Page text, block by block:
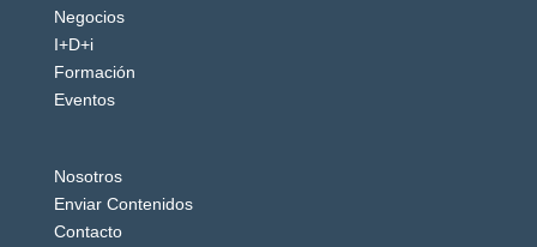
Negocios
I+D+i
Formación
Eventos
Nosotros
Enviar Contenidos
Contacto